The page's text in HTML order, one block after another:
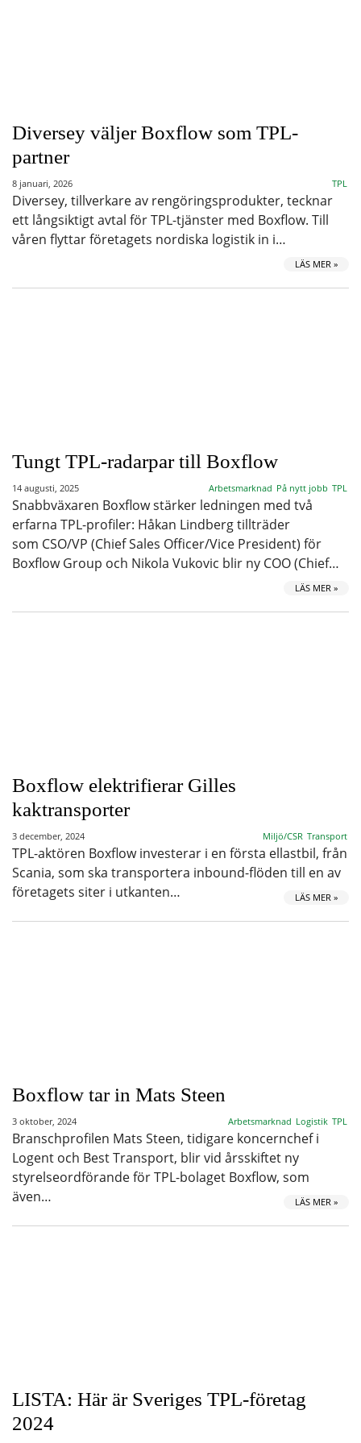
Diversey väljer Boxflow som TPL-
partner
8 januari, 2026 TPL
Diversey, tillverkare av rengöringsprodukter, tecknar
ett långsiktigt avtal för TPL-tjänster med Boxflow. Till
våren flyttar företagets nordiska logistik in i…
LÄS MER »
Tungt TPL-radarpar till Boxflow
14 augusti, 2025 Arbetsmarknad På nytt jobb TPL
Snabbväxaren Boxflow stärker ledningen med två
erfarna TPL-profiler: Håkan Lindberg tillträder
som CSO/VP (Chief Sales Officer/Vice President) för
Boxflow Group och Nikola Vukovic blir ny COO (Chief…
LÄS MER »
Boxflow elektrifierar Gilles
kaktransporter
3 december, 2024 Miljö/CSR Transport
TPL-aktören Boxflow investerar i en första ellastbil, från
Scania, som ska transportera inbound-flöden till en av
företagets siter i utkanten…
LÄS MER »
Boxflow tar in Mats Steen
3 oktober, 2024 Arbetsmarknad Logistik TPL
Branschprofilen Mats Steen, tidigare koncernchef i
Logent och Best Transport, blir vid årsskiftet ny
styrelseordförande för TPL-bolaget Boxflow, som
även…
LÄS MER »
LISTA: Här är Sveriges TPL-företag
2024